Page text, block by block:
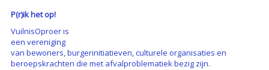
P(r)ik het op!
VuilnisOproer is
een vereniging
van bewoners, burgerinitiatieven, culturele organisaties en
beroepskrachten die met afvalproblematiek bezig zijn.